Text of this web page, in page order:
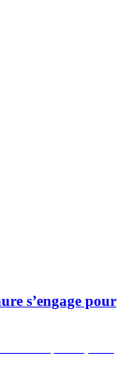
s’engage pour